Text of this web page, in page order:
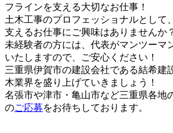
フラインを支える大切なお仕事！
土木工事のプロフェッショナルとして
支えるお仕事にご興味はありませんか
未経験者の方には、代表がマンツーマ
いたしますので、ご安心ください！
三重県伊賀市の建設会社である結希建
木業界を盛り上げていきましょう！
名張市や津市・亀山市など三重県各地
のご応募をお待ちしております。